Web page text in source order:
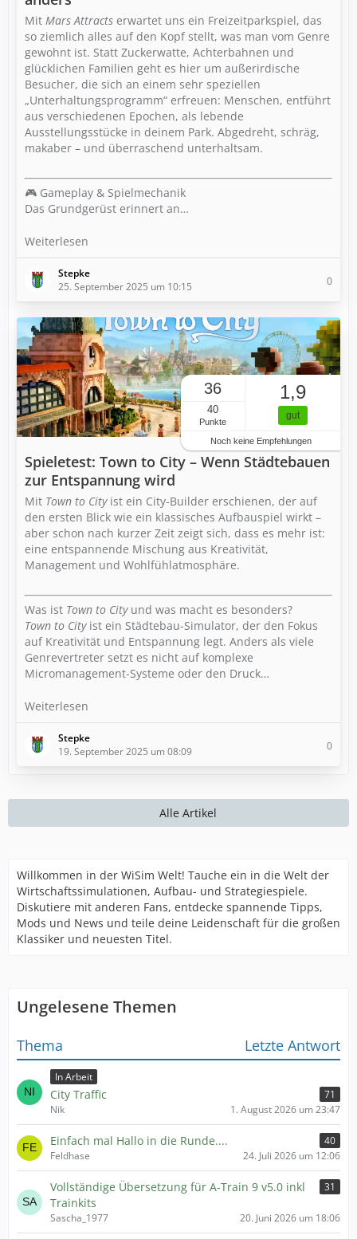
Mit Mars Attracts erwartet uns ein Freizeitparkspiel, das
so ziemlich alles auf den Kopf stellt, was man vom Genre
gewohnt ist. Statt Zuckerwatte, Achterbahnen und
glücklichen Familien geht es hier um außerirdische
Besucher, die sich an einem sehr speziellen
„Unterhaltungsprogramm“ erfreuen: Menschen, entführt
aus verschiedenen Epochen, als lebende
Ausstellungsstücke in deinem Park. Abgedreht, schräg,
makaber – und überraschend unterhaltsam.
🎮 Gameplay & Spielmechanik
Das Grundgerüst erinnert an…
Weiterlesen
Stepke
25. September 2025 um 10:15
0
36
40
Punkte
1,9
gut
Noch keine Empfehlungen
Spieletest: Town to City – Wenn Städtebauen
zur Entspannung wird
Mit Town to Cityist ein City-Builder erschienen, der auf
den ersten Blick wie ein klassisches Aufbauspiel wirkt –
aber schon nach kurzer Zeit zeigt sich, dass es mehr ist:
eine entspannende Mischung aus Kreativität,
Management und Wohlfühlatmosphäre.
Was ist Town to Cityund was macht es besonders?
Town to Cityist ein Städtebau-Simulator, der den Fokus
auf Kreativität und Entspannung legt. Anders als viele
Genrevertreter setzt es nicht auf komplexe
Micromanagement-Systeme oder den Druck…
Weiterlesen
Stepke
19. September 2025 um 08:09
0
Alle Artikel
Willkommen in der WiSim Welt! Tauche ein in die Welt der
Wirtschaftssimulationen, Aufbau- und Strategiespiele.
Diskutiere mit anderen Fans, entdecke spannende Tipps,
Mods und News und teile deine Leidenschaft für die großen
Klassiker und neuesten Titel.
Ungelesene Themen
Thema Letzte Antwort
In Arbeit
City Traffic
71
Nik
1. August 2026 um 23:47
Einfach mal Hallo in die Runde....
40
Feldhase
24. Juli 2026 um 12:06
Vollständige Übersetzung für A-Train 9 v5.0 inkl
Trainkits
31
Sascha_1977 20. Juni 2026 um 18:06